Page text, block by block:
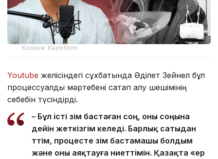
Коллаж: Kazinform
Youtube желісіндегі сұхбатында Әділет Зейнел бұл
процессуалдық мәртебені сақтап қалу шешімінің
себебін түсіндірді.
– Бұл істі өзім бастаған соң, оны соңына
дейін жеткізгім келеді. Барлық сатыдан
өттім, процесте өзім бастамашы болдым
және оны аяқтауға ниеттімін. Қазақта «ер